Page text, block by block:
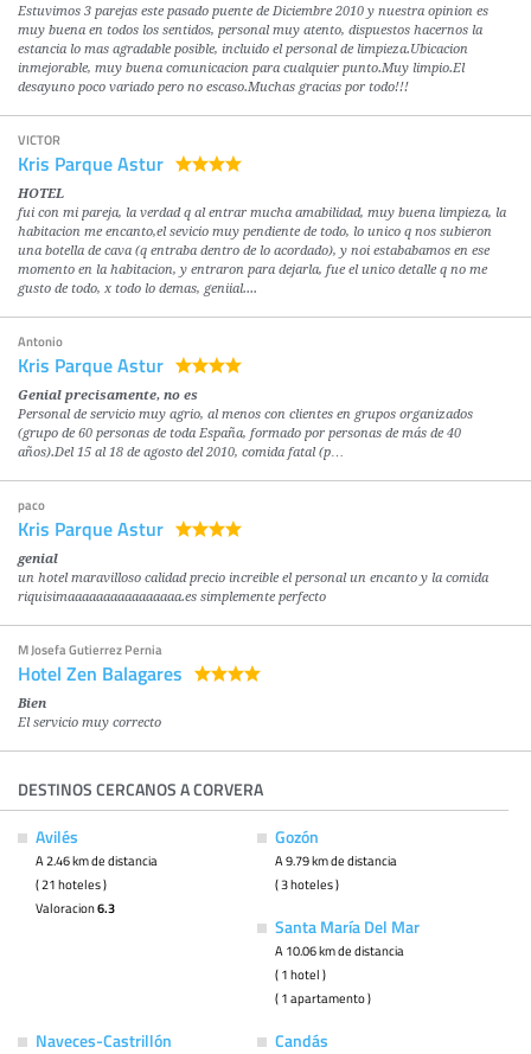
Estuvimos 3 parejas este pasado puente de Diciembre 2010 y nuestra opinion es
muy buena en todos los sentidos, personal muy atento, dispuestos hacernos la
estancia lo mas agradable posible, incluido el personal de limpieza.Ubicacion
inmejorable, muy buena comunicacion para cualquier punto.Muy limpio.El
desayuno poco variado pero no escaso.Muchas gracias por todo!!!
VICTOR
Kris Parque Astur
HOTEL
fui con mi pareja, la verdad q al entrar mucha amabilidad, muy buena limpieza, la
habitacion me encanto,el sevicio muy pendiente de todo, lo unico q nos subieron
una botella de cava (q entraba dentro de lo acordado), y noi estababamos en ese
momento en la habitacion, y entraron para dejarla, fue el unico detalle q no me
gusto de todo, x todo lo demas, geniial....
Antonio
Kris Parque Astur
Genial precisamente, no es
Personal de servicio muy agrio, al menos con clientes en grupos organizados
(grupo de 60 personas de toda España, formado por personas de más de 40
años).Del 15 al 18 de agosto del 2010, comida fatal (p…
paco
Kris Parque Astur
genial
un hotel maravilloso calidad precio increible el personal un encanto y la comida
riquisimaaaaaaaaaaaaaaaa.es simplemente perfecto
M Josefa Gutierrez Pernia
Hotel Zen Balagares
Bien
El servicio muy correcto
DESTINOS CERCANOS A CORVERA
Avilés
A 2.46 km de distancia
( 21 hoteles )
Valoracion6.3
Gozón
A 9.79 km de distancia
( 3 hoteles )
Santa María Del Mar
A 10.06 km de distancia
( 1 hotel )
( 1 apartamento )
Naveces-Castrillón Candás